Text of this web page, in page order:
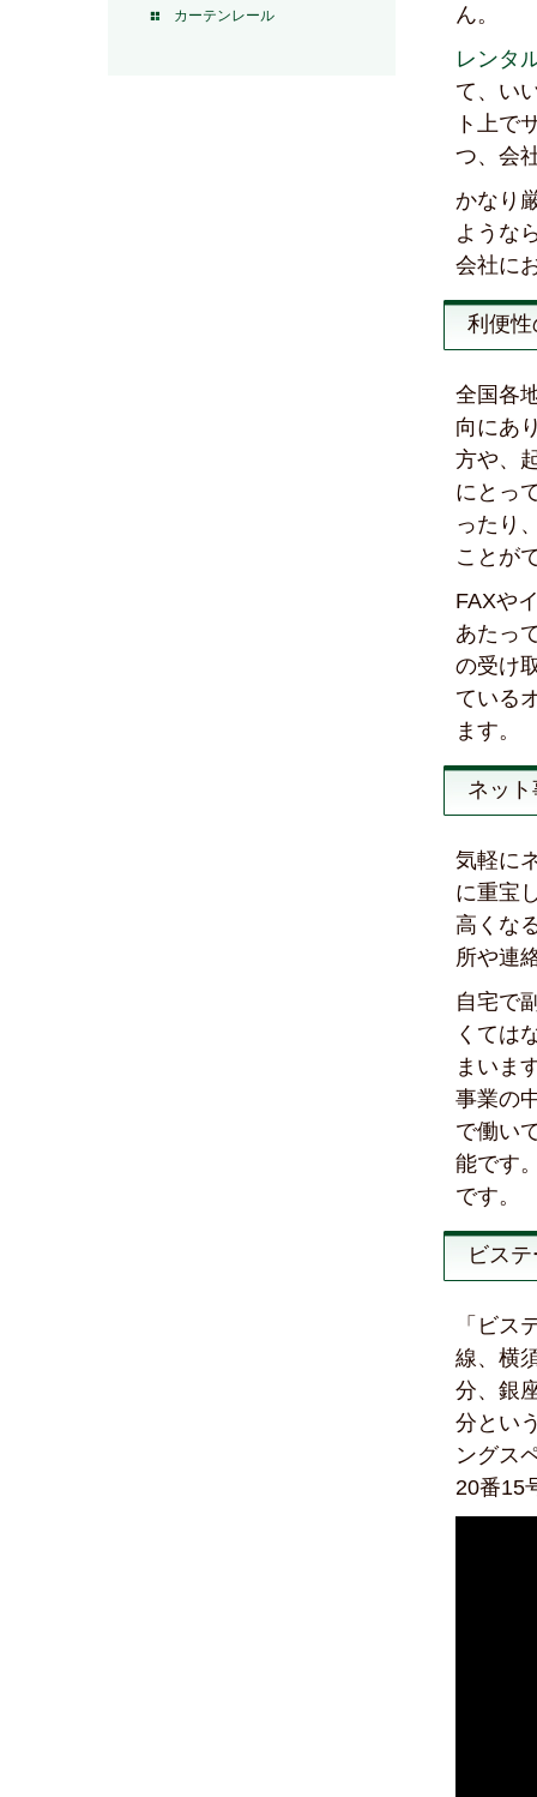
カーテンレール
ん。
レンタ
て、い
ト上で
つ、会
かなり
ような
会社に
利便
全国各
向にあ
方や、
にとっ
ったり
ことが
FAXや
あたっ
の受け
ている
ます。
ネッ
気軽に
に重宝
高くな
所や連
自宅で
くては
まいま
事業の
で働い
能です
です。
ビス
「ビス
線、横
分、銀
分とい
ングス
20番15